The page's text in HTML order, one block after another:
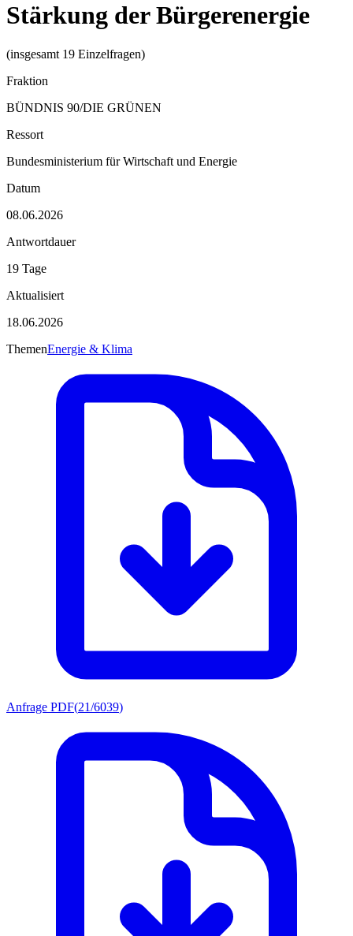
Stärkung der Bürgerenergie
(insgesamt 19 Einzelfragen)
Fraktion
BÜNDNIS 90/DIE GRÜNEN
Ressort
Bundesministerium für Wirtschaft und Energie
Datum
08.06.2026
Antwortdauer
19 Tage
Aktualisiert
18.06.2026
ThemenEnergie & Klima
Anfrage PDF(21/6039)